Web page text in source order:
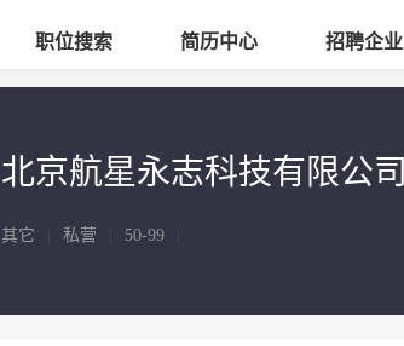
职位搜索 简历中心 招聘企业
北京航星永志科技有限公司
其它 私营 50-99